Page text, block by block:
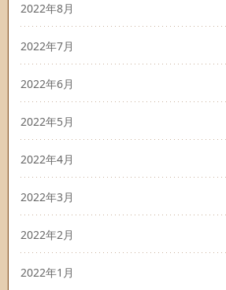
2022年8月
2022年7月
2022年6月
2022年5月
2022年4月
2022年3月
2022年2月
2022年1月